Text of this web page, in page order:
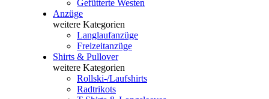
Gefütterte Westen
Anzüge
weitere Kategorien
Langlaufanzüge
Freizeitanzüge
Shirts & Pullover
weitere Kategorien
Rollski-/Laufshirts
Radtrikots